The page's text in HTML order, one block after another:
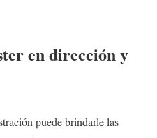
en dirección y
puede brindarle las